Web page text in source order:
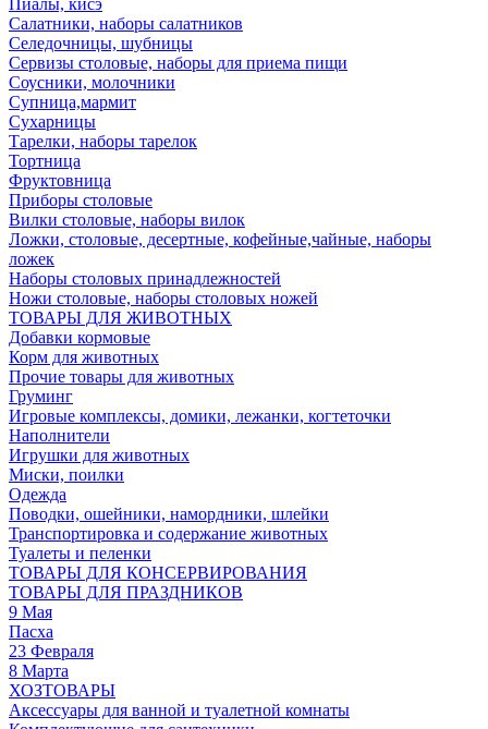
Пиалы, кисэ
Салатники, наборы салатников
Селедочницы, шубницы
Сервизы столовые, наборы для приема пищи
Соусники, молочники
Супница,мармит
Сухарницы
Тарелки, наборы тарелок
Тортница
Фруктовница
Приборы столовые
Вилки столовые, наборы вилок
Ложки, столовые, десертные, кофейные,чайные, наборы
ложек
Наборы столовых принадлежностей
Ножи столовые, наборы столовых ножей
ТОВАРЫ ДЛЯ ЖИВОТНЫХ
Добавки кормовые
Корм для животных
Прочие товары для животных
Груминг
Игровые комплексы, домики, лежанки, когтеточки
Наполнители
Игрушки для животных
Миски, поилки
Одежда
Поводки, ошейники, намордники, шлейки
Транспортировка и содержание животных
Туалеты и пеленки
ТОВАРЫ ДЛЯ КОНСЕРВИРОВАНИЯ
ТОВАРЫ ДЛЯ ПРАЗДНИКОВ
9 Мая
Пасха
23 Февраля
8 Марта
ХОЗТОВАРЫ
Аксессуары для ванной и туалетной комнаты